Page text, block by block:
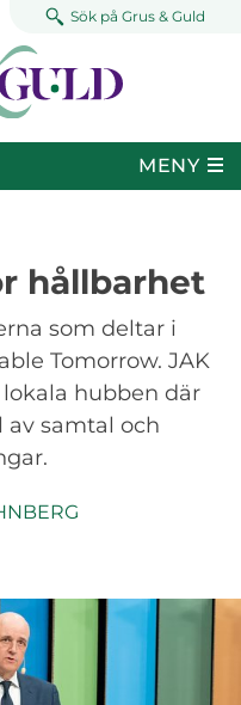
Sök på Grus & Guld
MENY
hållbarhet
som deltar i
Tomorrow. JAK
hubben där
av samtal och